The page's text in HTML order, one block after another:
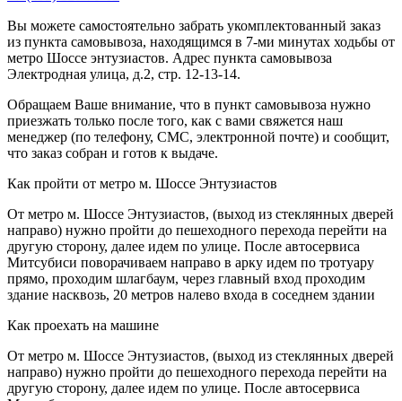
Вы можете самостоятельно забрать укомплектованный заказ
из пункта самовывоза, находящимся в 7-ми минутах ходьбы от
метро Шоссе энтузиастов. Адрес пункта самовывоза
Электродная улица, д.2, стр. 12-13-14.
Обращаем Ваше внимание, что в пункт самовывоза нужно
приезжать только после того, как с вами свяжется наш
менеджер (по телефону, СМС, электронной почте) и сообщит,
что заказ собран и готов к выдаче.
Как пройти от метро м. Шоссе Энтузиастов
От метро м. Шоссе Энтузиастов, (выход из стеклянных дверей
направо) нужно пройти до пешеходного перехода перейти на
другую сторону, далее идем по улице. После автосервиса
Митсубиси поворачиваем направо в арку идем по тротуару
прямо, проходим шлагбаум, через главный вход проходим
здание насквозь, 20 метров налево входа в соседнем здании
Как проехать на машине
От метро м. Шоссе Энтузиастов, (выход из стеклянных дверей
направо) нужно пройти до пешеходного перехода перейти на
другую сторону, далее идем по улице. После автосервиса